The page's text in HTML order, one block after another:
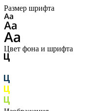
Размер шрифта
Цвет фона и шрифта